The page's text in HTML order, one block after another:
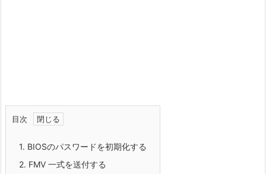
目次
1. BIOSのパスワードを初期化する
2. FMV 一式を送付する